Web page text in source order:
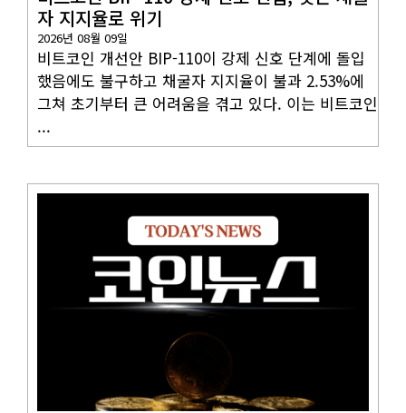
자 지지율로 위기
2026년 08월 09일
비트코인 개선안 BIP-110이 강제 신호 단계에 돌입
했음에도 불구하고 채굴자 지지율이 불과 2.53%에
그쳐 초기부터 큰 어려움을 겪고 있다. 이는 비트코인
...